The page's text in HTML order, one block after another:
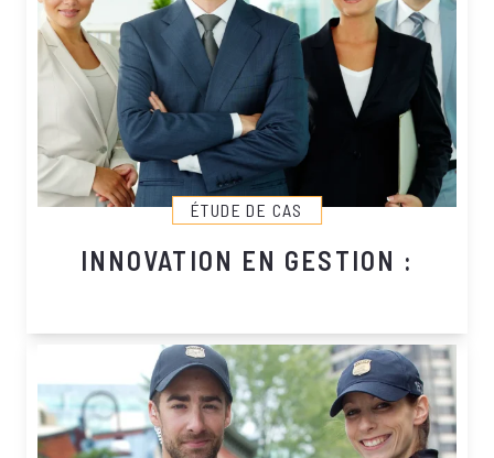
ÉTUDE DE CAS
INNOVATION EN GESTION :